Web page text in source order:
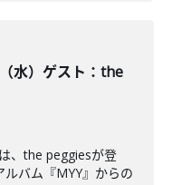
水）ゲスト：the
、the peggiesが登
バム『MYY』からの